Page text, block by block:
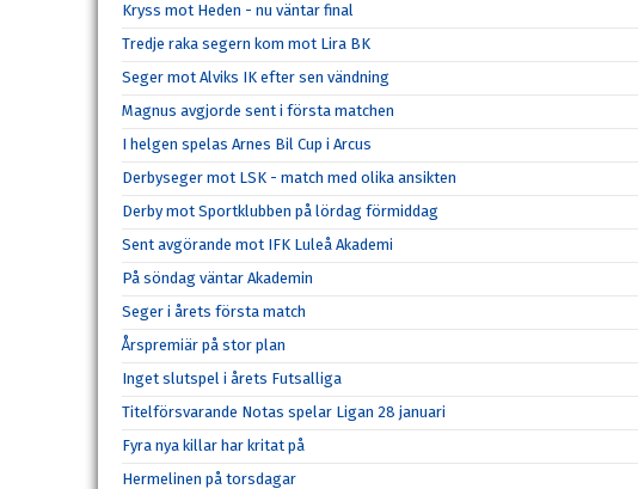
Kryss mot Heden - nu väntar final
Tredje raka segern kom mot Lira BK
Seger mot Alviks IK efter sen vändning
Magnus avgjorde sent i första matchen
I helgen spelas Arnes Bil Cup i Arcus
Derbyseger mot LSK - match med olika ansikten
Derby mot Sportklubben på lördag förmiddag
Sent avgörande mot IFK Luleå Akademi
På söndag väntar Akademin
Seger i årets första match
Årspremiär på stor plan
Inget slutspel i årets Futsalliga
Titelförsvarande Notas spelar Ligan 28 januari
Fyra nya killar har kritat på
Hermelinen på torsdagar